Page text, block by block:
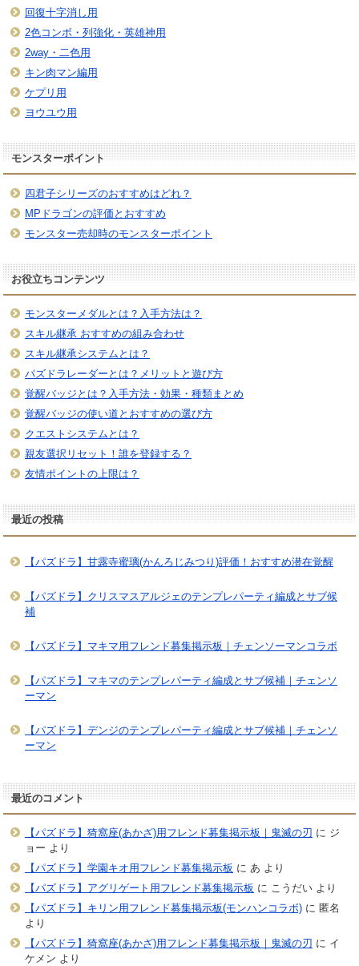
回復十字消し用
2色コンボ・列強化・英雄神用
2way・二色用
キン肉マン編用
ケプリ用
ヨウユウ用
モンスターポイント
四君子シリーズのおすすめはどれ？
MPドラゴンの評価とおすすめ
モンスター売却時のモンスターポイント
お役立ちコンテンツ
モンスターメダルとは？入手方法は？
スキル継承 おすすめの組み合わせ
スキル継承システムとは？
パズドラレーダーとは？メリットと遊び方
覚醒バッジとは？入手方法・効果・種類まとめ
覚醒バッジの使い道とおすすめの選び方
クエストシステムとは？
親友選択リセット！誰を登録する？
友情ポイントの上限は？
最近の投稿
【パズドラ】甘露寺蜜璃(かんろじみつり)評価！おすすめ潜在覚醒
【パズドラ】クリスマスアルジェのテンプレパーティ編成とサブ候
補
【パズドラ】マキマ用フレンド募集掲示板｜チェンソーマンコラボ
【パズドラ】マキマのテンプレパーティ編成とサブ候補｜チェンソ
ーマン
【パズドラ】デンジのテンプレパーティ編成とサブ候補｜チェンソ
ーマン
最近のコメント
【パズドラ】猗窩座(あかざ)用フレンド募集掲示板｜鬼滅の刃 に ジ
ョー より
【パズドラ】学園キオ用フレンド募集掲示板 に あ より
【パズドラ】アグリゲート用フレンド募集掲示板 に こうだいより
【パズドラ】キリン用フレンド募集掲示板(モンハンコラボ)に 匿名
より
【パズドラ】猗窩座(あかざ)用フレンド募集掲示板｜鬼滅の刃 に イ
ケメン より